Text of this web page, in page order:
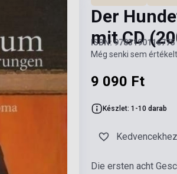
Der
mit CD
ISBN: 9783190116775
Még senki sem
9 090 Ft
Készlet: 1-10 darab
Die ersten acht